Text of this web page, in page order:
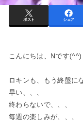
ポスト シェア
こんにちは、Nです(^^)
ロキンも、もう終盤に
早い、、、
終わらないで、、、
毎週の楽しみが、、、